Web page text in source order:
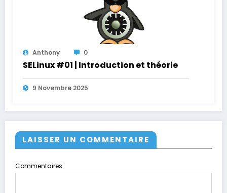
Anthony 0
SELinux #01 | Introduction et théorie
9 Novembre 2025
LAISSER UN COMMENTAIRE
Commentaires